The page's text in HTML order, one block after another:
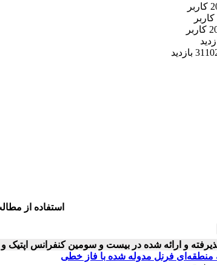
استفاده از
منطقه‌ای فرنل مدوله شده با فاز خطی